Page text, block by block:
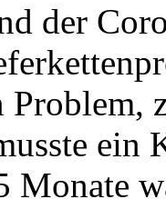
der
ein
Monate